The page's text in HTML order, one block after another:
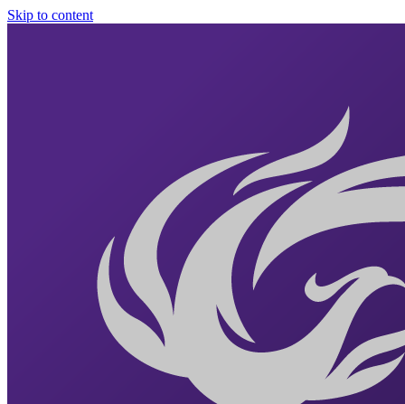
Skip to content